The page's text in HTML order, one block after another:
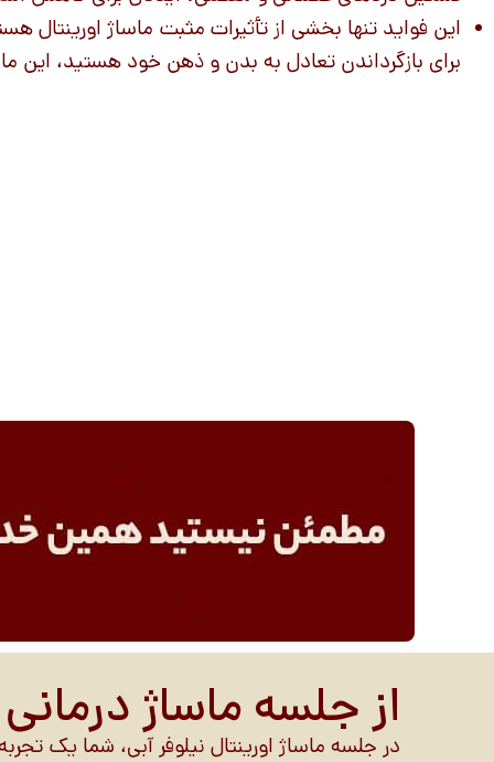
این فواید تنها بخشی از تأثیرات مثبت ماساژ اورینتال
برای بازگرداندن تعادل به بدن و ذهن خود هستید، این
از جلسه ماساژ
در جلسه ماساژ اورینتال نیلوفر آبی، شما یک